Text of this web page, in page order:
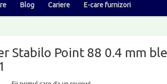
Blog Cariere E-care furnizori
Stabilo Point 88 0.4 mm